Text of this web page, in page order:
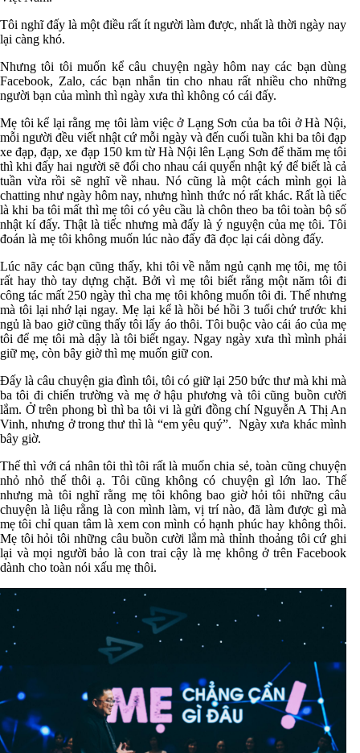
Tôi nghĩ đấy là một điều rất ít người làm được, nhất là thời ngày nay
lại càng khó.
Nhưng tôi tôi muốn kể câu chuyện ngày hôm nay các bạn dùng
Facebook, Zalo, các bạn nhắn tin cho nhau rất nhiều cho những
người bạn của mình thì ngày xưa thì không có cái đấy.
Mẹ tôi kể lại rằng mẹ tôi làm việc ở Lạng Sơn của ba tôi ở Hà Nội,
mỗi người đều viết nhật cứ mỗi ngày và đến cuối tuần khi ba tôi đạp
xe đạp, đạp, xe đạp 150 km từ Hà Nội lên Lạng Sơn để thăm mẹ tôi
thì khi đấy hai người sẽ đổi cho nhau cái quyển nhật ký để biết là cả
tuần vừa rồi sẽ nghĩ về nhau. Nó cũng là một cách mình gọi là
chatting như ngày hôm nay, nhưng hình thức nó rất khác. Rất là tiếc
là khi ba tôi mất thì mẹ tôi có yêu cầu là chôn theo ba tôi toàn bộ số
nhật kí đấy. Thật là tiếc nhưng mà đấy là ý nguyện của mẹ tôi. Tôi
đoán là mẹ tôi không muốn lúc nào đấy đã đọc lại cái dòng đấy.
Lúc nãy các bạn cũng thấy, khi tôi về nằm ngủ cạnh mẹ tôi, mẹ tôi
rất hay thò tay dựng chặt. Bởi vì mẹ tôi biết rằng một năm tôi đi
công tác mất 250 ngày thì cha mẹ tôi không muốn tôi đi. Thế nhưng
mà tôi lại nhớ lại ngay. Mẹ lại kể là hồi bé hồi 3 tuổi chứ trước khi
ngủ là bao giờ cũng thấy tôi lấy áo thôi. Tôi buộc vào cái áo của mẹ
tôi để mẹ tôi mà dậy là tôi biết ngay. Ngay ngày xưa thì mình phải
giữ mẹ, còn bây giờ thì mẹ muốn giữ con.
Đấy là câu chuyện gia đình tôi, tôi có giữ lại 250 bức thư mà khi mà
ba tôi đi chiến trường và mẹ ở hậu phương và tôi cũng buồn cười
lắm. Ở trên phong bì thì ba tôi vi là gửi đồng chí Nguyễn A Thị An
Vinh, nhưng ở trong thư thì là “em yêu quý”. Ngày xưa khác mình
bây giờ.
Thế thì với cá nhân tôi thì tôi rất là muốn chia sẻ, toàn cũng chuyện
nhỏ nhỏ thế thôi ạ. Tôi cũng không có chuyện gì lớn lao. Thế
nhưng mà tôi nghĩ rằng mẹ tôi không bao giờ hỏi tôi những câu
chuyện là liệu rằng là con mình làm, vị trí nào, đã làm được gì mà
mẹ tôi chỉ quan tâm là xem con mình có hạnh phúc hay không thôi.
Mẹ tôi hỏi tôi những câu buồn cười lắm mà thỉnh thoảng tôi cứ ghi
lại và mọi người bảo là con trai cậy là mẹ không ở trên Facebook
dành cho toàn nói xấu mẹ thôi.